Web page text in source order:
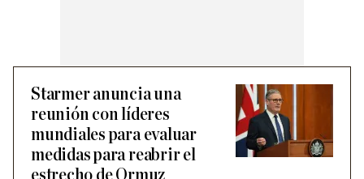
Starmer anuncia una
reunión con líderes
mundiales para evaluar
medidas para reabrir el